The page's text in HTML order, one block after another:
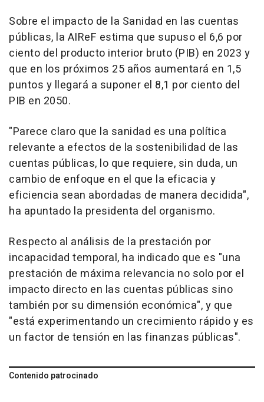
Sobre el impacto de la Sanidad en las cuentas
públicas, la AIReF estima que supuso el 6,6 por
ciento del producto interior bruto (PIB) en 2023 y
que en los próximos 25 años aumentará en 1,5
puntos y llegará a suponer el 8,1 por ciento del
PIB en 2050.
"Parece claro que la sanidad es una política
relevante a efectos de la sostenibilidad de las
cuentas públicas, lo que requiere, sin duda, un
cambio de enfoque en el que la eficacia y
eficiencia sean abordadas de manera decidida",
ha apuntado la presidenta del organismo.
Respecto al análisis de la prestación por
incapacidad temporal, ha indicado que es "una
prestación de máxima relevancia no solo por el
impacto directo en las cuentas públicas sino
también por su dimensión económica", y que
"está experimentando un crecimiento rápido y es
un factor de tensión en las finanzas públicas".
Contenido patrocinado